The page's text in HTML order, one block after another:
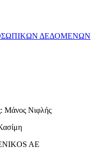
ΔΕΔΟΜΕΝΩΝ
Μάνος Νιφλής
AE